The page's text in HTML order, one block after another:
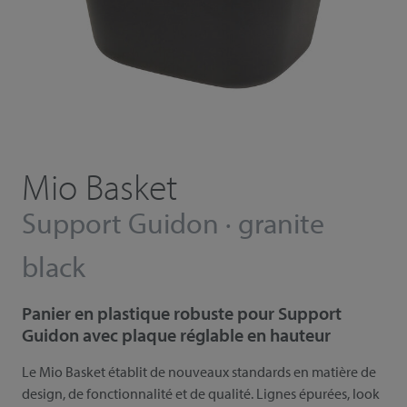
Mio Basket
Support Guidon · granite
black
Panier en plastique robuste pour Support
Guidon avec plaque réglable en hauteur
Le Mio Basket établit de nouveaux standards en matière de
design, de fonctionnalité et de qualité. Lignes épurées, look